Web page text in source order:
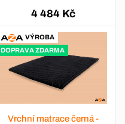
4 484 Kč
VÝROBA
DOPRAVA ZDARMA
Vrchní matrace černá -